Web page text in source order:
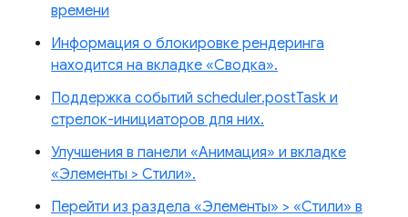
времени
Информация о блокировке рендеринга
находится на вкладке «Сводка».
Поддержка событий scheduler.postTask и
стрелок-инициаторов для них.
Улучшения в панели «Анимация» и вкладке
«Элементы > Стили».
Перейти из раздела «Элементы» > «Стили» в